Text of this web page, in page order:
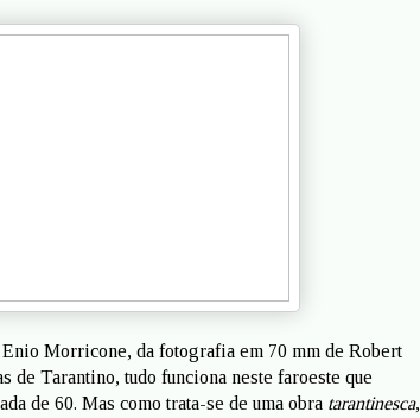
Morricone, da fotografia em 70 mm de Robert
Tarantino, tudo funciona neste faroeste que
de 60. Mas como trata-se de uma obra tarantinesca,